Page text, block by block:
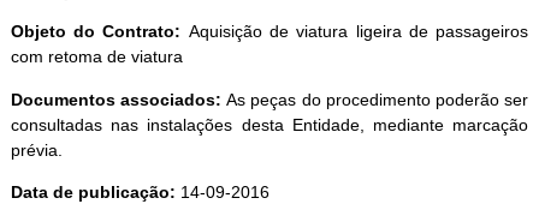
Objeto do Contrato: Aquisição de viatura ligeira de passageiros
com retoma de viatura
Documentos associados:As peças do procedimento poderão ser
consultadas nas instalações desta Entidade, mediante marcação
prévia.
Data de publicação: 14-09-2016